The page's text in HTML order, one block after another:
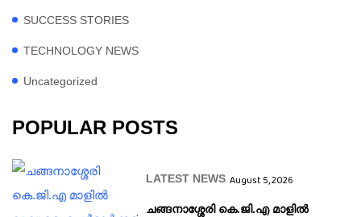
SUCCESS STORIES
TECHNOLOGY NEWS
Uncategorized
POPULAR POSTS
LATEST NEWS August 5, 2026
ചങ്ങനാശ്ശേരി കെ.ജി.എ മാളിൽ